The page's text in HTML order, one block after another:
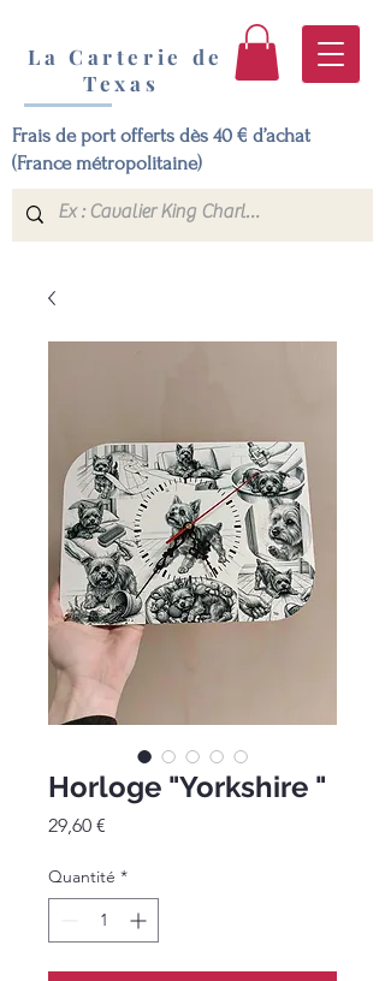
La Carterie de
Texas
Frais de port offerts dès 40 € d’achat
(France métropolitaine)
Horloge "Yorkshire "
29,60 €
Quantité *